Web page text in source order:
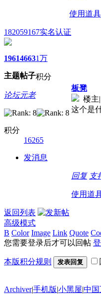
使用道具
182059167实名认证
1961
主题
4663
帖子
1万
积分
论坛元老
积分
16265
发消息
板凳
楼主|
这个是
回复 支
使用道
返回列表
高级模式
B Color Image Link Quote
您需要登录后才可以回帖
本版积分规则 发表回复
Archiver|手机版|小黑屋|中